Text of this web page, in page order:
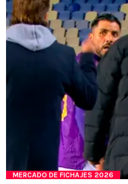
MERCADO DE FICHAJES 2026